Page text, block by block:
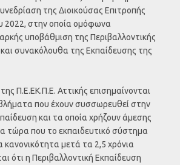
της Διοικούσας Επιτροπής
2022, στην οποία ομόφωνα
υποβάθμιση της Περιβαλλοντικής
συνακόλουθα της Εκπαίδευσης της
Π.Ε.ΕΚ.Π.Ε. Αττικής επισημαίνονται
που έχουν συσσωρευθεί στην
και τα οποία χρήζουν άμεσης
τώρα που το εκπαιδευτικό σύστημα
κανονικότητα μετά τα 2,5 χρόνια
ότι η Περιβαλλοντική Εκπαίδευση